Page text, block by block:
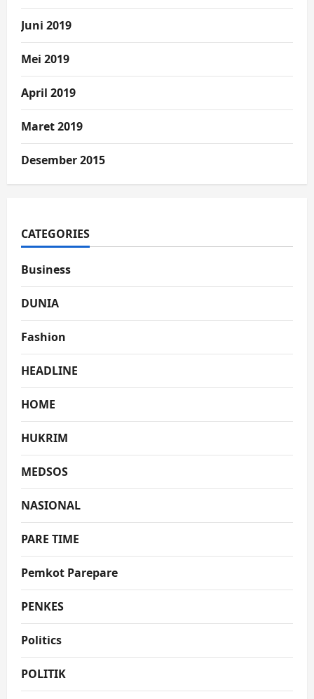
Juni 2019
Mei 2019
April 2019
Maret 2019
Desember 2015
CATEGORIES
Business
DUNIA
Fashion
HEADLINE
HOME
HUKRIM
MEDSOS
NASIONAL
PARE TIME
Pemkot Parepare
PENKES
Politics
POLITIK